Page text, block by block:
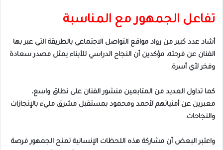
تفاعل الجمهور مع المناسبة
أشاد عدد كبير من رواد مواقع التواصل الاجتماعي بالطريقة التي عبر بها
الفنان عن فرحته، مؤكدين أن النجاح الدراسي للأبناء يمثل مصدر سعادة
وفخر لأي أسرة.
كما تداول العديد من المتابعين منشور الفنان على نطاق واسع،
معبرين عن أمنياتهم لأحمد ومحمود بمستقبل مشرق مليء بالإنجازات
والنجاحات.
واعتبر البعض أن مشاركة هذه اللحظات الإنسانية تمنح الجمهور فرصة